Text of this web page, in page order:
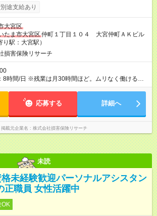
し残業代 55,000円／月 みなし残業時間 30時間／月
力を考慮して決定します。 ※月給には、月30時間分
定以上の調査を同月内に完了された場合には、「業
あります。 ＼”稼げるあなた”になれます！
契約社員期間が終了した後は、業務委託としてぜひ勤
たいと思っています。給与は出来高制となるため、
以上・年収1000万円以上を目指すことも可能。年
に達した方もいます。調査員というたしかなスキル
て高収入を目指しませんか？ 上記額にはみなし残業
途支給あり
大宮区
たま市大宮区仲町１丁目１０４ 大宮仲町ＡＫビル
り駅：大宮駅）
損害保険リサーチ
8時間/日 ※残業は月30時間ほど。ムリなく働けるよ
していきます。
応募する 詳細へ
掲載元企業名 株式会社損害保険リサーチ
未読
未経験歓迎パーソナルアシスタン
正職員 女性活躍中
OK